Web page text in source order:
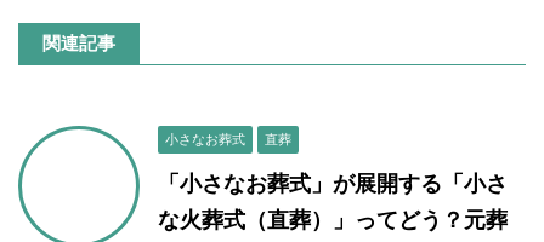
関連記事
小さなお葬式 直葬
「小さなお葬式」が展開する「小さ
な火葬式（直葬）」ってどう？元葬